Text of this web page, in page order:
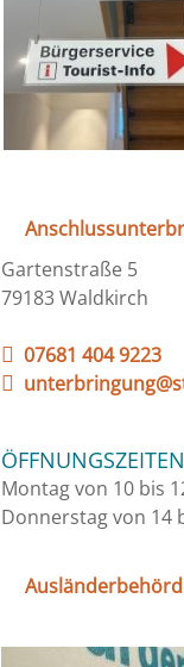
Gartenstraße 5
79183 Waldkirch
07681 404 9223
ÖFFNUNGSZEITEN
Montag von 10 bis
Donnerstag von 14